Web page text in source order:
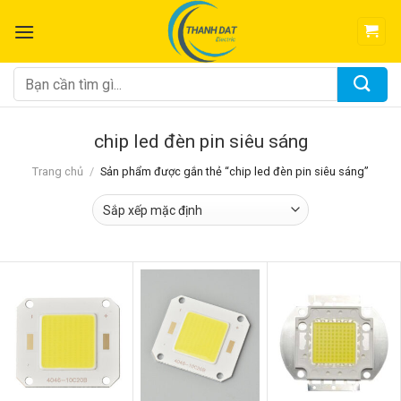
đến
dung
Tìm
kiếm:
chip led đèn pin siêu sáng
Trang chủ / Sản phẩm được gắn thẻ “chip led đèn pin siêu sáng”